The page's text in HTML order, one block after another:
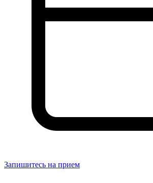
Запишитесь на прием